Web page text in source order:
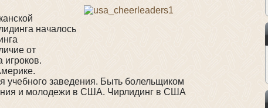
началось
от
игроков.
заведения. Быть болельщиком
и молодежи в США. Чирлидинг в США